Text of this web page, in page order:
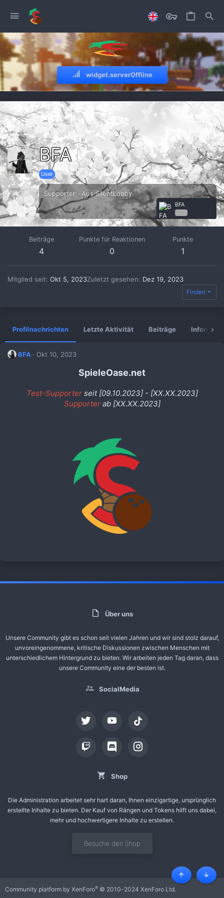
widget.serverOffline
BFA
User
Supporter · AusSilentLobby
BFA
USER
Beiträge
4
Punkte für Reaktionen
0
Punkte
1
Mitglied seit Okt 5, 2023Zuletzt gesehen Dez 19, 2023
Finden
Profilnachrichten Letzte Aktivität Beiträge
BFA Okt 10, 2023
SpieleOase.net
Test-Supporterseit [09.10.2023] - [XX.XX.2023]
Supporterab [XX.XX.2023]
Über uns
Unsere Community gibt es schon seit vielen Jahren und wir sind stolz darauf,
unvoreingenommene, kritische Diskussionen zwischen Menschen mit
unterschiedlichem Hintergrund zu bieten. Wir arbeiten jeden Tag daran, dass
unsere Community eine der besten ist.
SocialMedia
tiktok
Shop
Die Administration arbeitet sehr hart daran, Ihnen einzigartige, ursprünglich
erstellte Inhalte zu bieten. Der Kauf von Rängen und Tokens hilft uns dabei,
mehr und hochwertigere Inhalte zu erstellen.
Besuche den Shop
Community platform by XenForo® © 2010-2024 XenForo Ltd.
Oben Unten